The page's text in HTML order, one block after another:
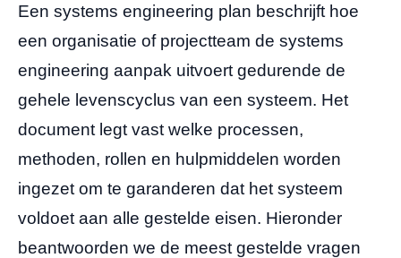
Een systems engineering plan beschrijft hoe
een organisatie of projectteam de systems
engineering aanpak uitvoert gedurende de
gehele levenscyclus van een systeem. Het
document legt vast welke processen,
methoden, rollen en hulpmiddelen worden
ingezet om te garanderen dat het systeem
voldoet aan alle gestelde eisen. Hieronder
beantwoorden we de meest gestelde vragen